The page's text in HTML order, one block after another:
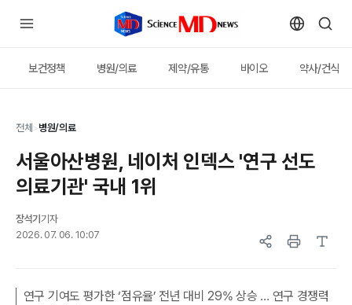
보건정책 병원/의료 제약/유통 바이오 약사/건식
전체 >병원/의료
서울아산병원, 네이처 인덱스 '연구 선도
의료기관' 국내 1위
장석기기자
2026. 07. 06. 10:07
연구 기여도 평가한 ‘점유율’ 전년 대비 29% 상승 … 연구 경쟁력